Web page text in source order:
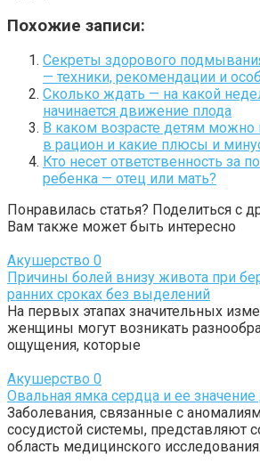
Похожие записи:
Секреты здорового
— техники, рекомендации и
Сколько ждать — на какой
начинается движение плода
В каком возрасте детям можно
в рацион и какие плюсы и
Кто несет ответственность за
ребенка — отец или мать?
Понравилась статья? Поделиться с
Вам также может быть интересно
Акушерство 0
Причины болей внизу живота при
ранних сроках без выделений
На первых этапах значительных
женщины могут возникать
ощущения, которые
Акушерство 0
Овальная ямка сердца и ее
Заболевания, связанные с
сосудистой системы, представляют
область медицинского исследования.